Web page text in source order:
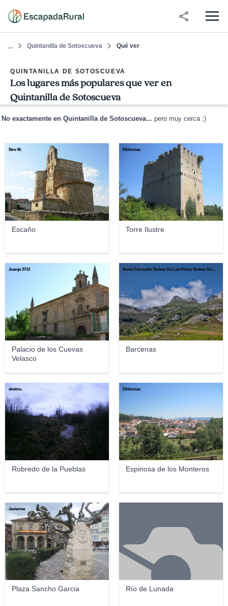
... Quintanilla de Sotoscueva Qué ver
QUINTANILLA DE SOTOSCUEVA
Los lugares más populares que ver en
Quintanilla de Sotoscueva
No exactamente en Quintanilla de Sotoscueva... pero muy cerca ;)
Escaño
Siro M.
Torre Ilustre
Eltitomac
Palacio de los Cuevas
Velasco
Juanje 2712
Barcenas
Maria Consuelo Suárez De Las Peñas Suárez De Las Peñas
Robredo de la Pueblas
dmitru.
Espinosa de los Monteros
Eltitomac
Plaza Sancho Garcia
Javierme
Río de Lunada